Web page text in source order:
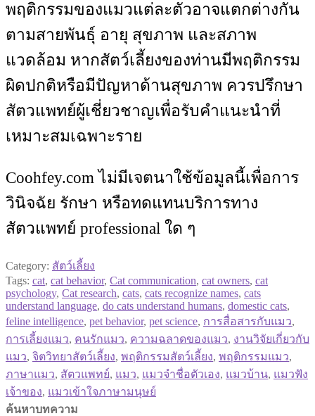
พฤติกรรมของแมวแต่ละตัวอาจแตกต่างกัน
ตามสายพันธุ์ อายุ สุขภาพ และสภาพ
แวดล้อม หากสัตว์เลี้ยงของท่านมีพฤติกรรม
ผิดปกติหรือมีปัญหาด้านสุขภาพ ควรปรึกษา
สัตวแพทย์ผู้เชี่ยวชาญเพื่อรับคำแนะนำที่
เหมาะสมเฉพาะราย
Coohfey.com ไม่มีเจตนาใช้ข้อมูลนี้เพื่อการ
วินิจฉัย รักษา หรือทดแทนบริการทาง
สัตวแพทย์ professional ใด ๆ
Category: สัตว์เลี้ยง
Tags: cat, cat behavior, Cat communication, cat owners, cat
psychology, Cat research, cats, cats recognize names, cats
understand language, do cats understand humans, domestic cats,
feline intelligence, pet behavior, pet science, การสื่อสารกับแมว,
การเลี้ยงแมว, คนรักแมว, ความฉลาดของแมว, งานวิจัยเกี่ยวกับ
แมว, จิตวิทยาสัตว์เลี้ยง, พฤติกรรมสัตว์เลี้ยง, พฤติกรรมแมว,
ภาษาแมว, สัตวแพทย์, แมว, แมวจำชื่อตัวเอง, แมวบ้าน, แมวฟัง
เจ้าของ, แมวเข้าใจภาษามนุษย์
ค้นหาบทความ